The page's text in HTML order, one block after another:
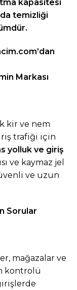
kapasitesi
temizliği
’dan
Markası
kir ve nem
trafiği için
yolluk ve giriş
ve kaymaz jel
ve uzun
Sorular
mağazalar ve
kontrolü